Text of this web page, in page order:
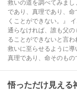
救いの道を調べてみま
であり、真理であり、
くことができない。』
通らなければ、誰も父
ることができないと言
救いに至らせるように導
真理であり、命そのも
悟っただけ見える